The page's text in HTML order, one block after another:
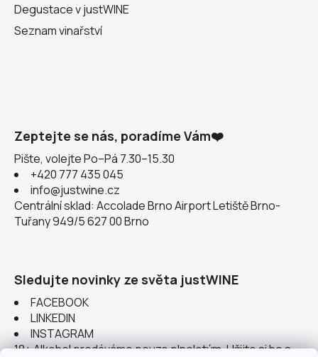
Degustace v justWINE
Seznam vinařství
Zeptejte se nás, poradíme Vám❤️
Pište, volejte Po–Pá 7.30–15.30
+420 777 435 045
info@justwine.cz
Centrální sklad: Accolade Brno Airport Letiště Brno-
Tuřany 949/5 627 00 Brno
Sledujte novinky ze světa justWINE
FACEBOOK
LINKEDIN
INSTAGRAM
18+ Alkohol prodáváme pouze plnoletým. Užijte si ho s